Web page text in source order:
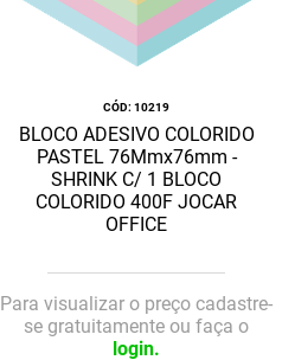
:10219
BLOCO ADESIVO COLORIDO
PASTEL 76Mmx76mm -
SHRINK C/ 1 BLOCO
COLORIDO 400F JOCAR
OFFICE
Para visualizar o preço cadastre-
se gratuitamente ou faça o
login.